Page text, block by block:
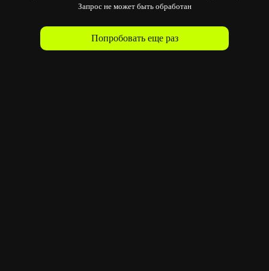
Запрос не может быть обработан
Попробовать еще раз